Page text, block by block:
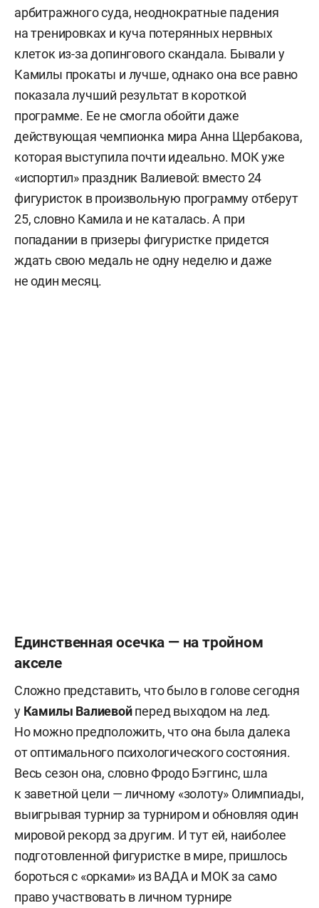
арбитражного суда, неоднократные падения
на тренировках и куча потерянных нервных
клеток из-за допингового скандала. Бывали у
Камилы прокаты и лучше, однако она все равно
показала лучший результат в короткой
программе. Ее не смогла обойти даже
действующая чемпионка мира Анна Щербакова,
которая выступила почти идеально. МОК уже
«испортил» праздник Валиевой: вместо 24
фигуристок в произвольную программу отберут
25, словно Камила и не каталась. А при
попадании в призеры фигуристке придется
ждать свою медаль не одну неделю и даже
не один месяц.
Единственная осечка — на тройном
акселе
Сложно представить, что было в голове сегодня
у Камилы Валиевойперед выходом на лед.
Но можно предположить, что она была далека
от оптимального психологического состояния.
Весь сезон она, словно Фродо Бэггинс, шла
к заветной цели — личному «золоту» Олимпиады,
выигрывая турнир за турниром и обновляя один
мировой рекорд за другим. И тут ей, наиболее
подготовленной фигуристке в мире, пришлось
бороться с «орками» из ВАДА и МОК за само
право участвовать в личном турнире